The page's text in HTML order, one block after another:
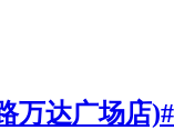
万达广场店)#